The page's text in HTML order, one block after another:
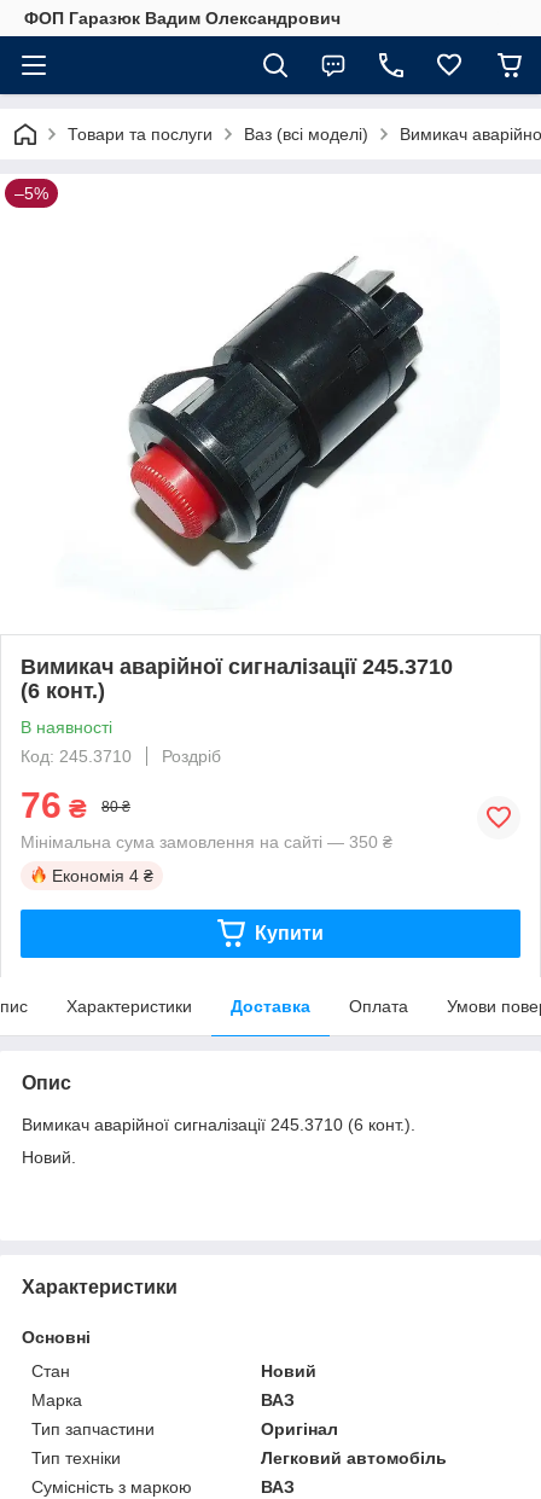
ФОП Гаразюк Вадим Олександрович
Товари та послуги Ваз (всі моделі) Вимикач
–5%
Вимикач аварійної сигналізації 245.3710
(6 конт.)
В наявності
Код: 245.3710
Роздріб
76 ₴ 80 ₴
Мінімальна сума замовлення на сайті — 350 ₴
Економія 4 ₴
Купити
Характеристики Доставка Оплата Умови
Опис
Вимикач аварійної сигналізації 245.3710 (6 конт.).
Новий.
Характеристики
Основні
Стан
Новий
Марка
ВАЗ
Тип запчастини
Оригінал
Тип техніки
Легковий автомобіль
Сумісність з маркою
ВАЗ